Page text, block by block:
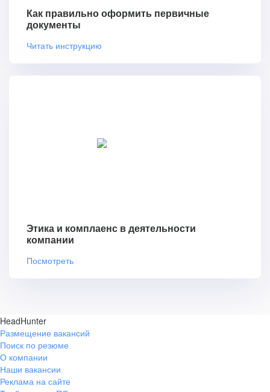
Как правильно оформить первичные
документы
Читать инструкцию
Этика и комплаенс в деятельности
компании
Посмотреть
HeadHunter
Размещение вакансий
Поиск по резюме
О компании
Наши вакансии
Реклама на сайте